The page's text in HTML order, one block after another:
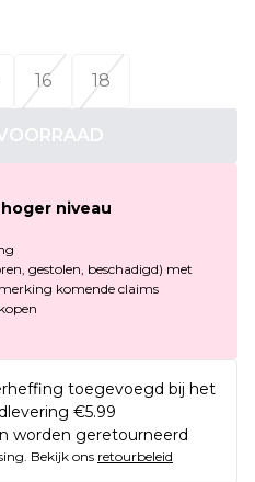
16 18
niveau
gestolen, beschadigd) met
komende claims
toegevoegd bij het
€5.99
worden geretourneerd
Bekijk ons retourbeleid